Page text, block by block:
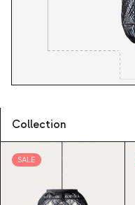
Collection
SALE